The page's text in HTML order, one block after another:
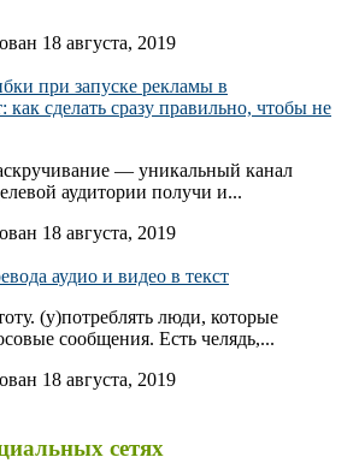
18 августа, 2019
при запуске рекламы в
как сделать сразу правильно, чтобы не
— уникальный канал
аудитории получи и...
18 августа, 2019
аудио и видео в текст
(у)потреблять люди, которые
сообщения. Есть челядь,...
18 августа, 2019
сетях